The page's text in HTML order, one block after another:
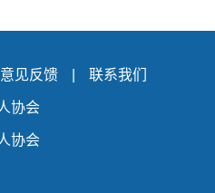
意见反馈 联系我们
协会
协会